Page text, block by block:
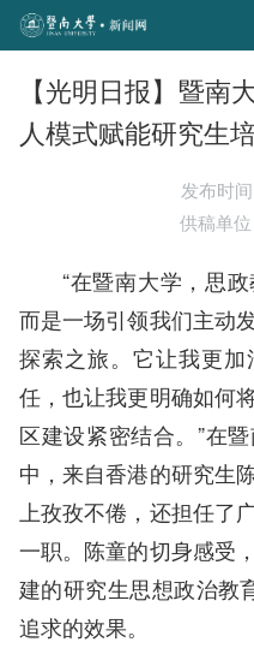
【光明日报】暨南
人模式赋能研究生
发布时
供稿单
“在暨南大学，思
而是一场引领我们主动
探索之旅。它让我更
任，也让我更明确如何
区建设紧密结合。”在
中，来自香港的研究生
上孜孜不倦，还担任了
一职。陈童的切身感受
建的研究生思想政治教
追求的效果。